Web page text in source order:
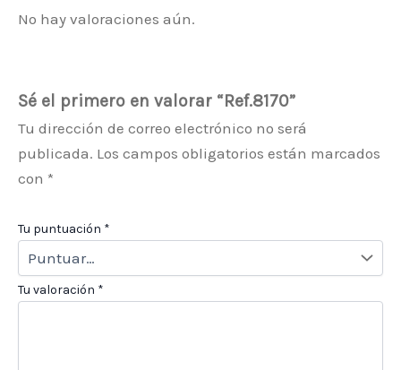
No hay valoraciones aún.
Sé el primero en valorar “Ref.8170”
Tu dirección de correo electrónico no será
publicada. Los campos obligatorios están marcados
con *
Tu puntuación *
Tu valoración *